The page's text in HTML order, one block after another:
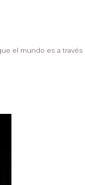
el mundo es a través